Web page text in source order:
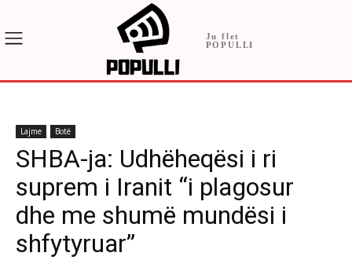
Ju flet
POPULLI
Lajme Botë
SHBA-ja: Udhëheqësi i ri
suprem i Iranit “i plagosur
dhe me shumë mundësi i
shfytyruar”